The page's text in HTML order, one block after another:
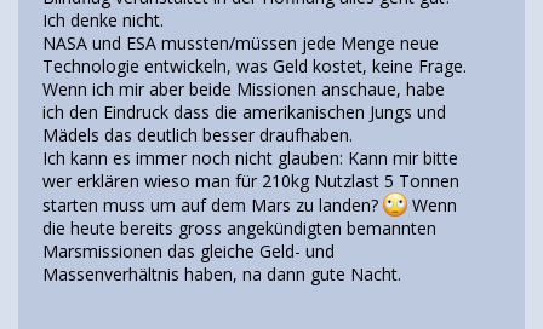
Ich denke nicht.
NASA und ESA mussten/müssen jede Menge neue
Technologie entwickeln, was Geld kostet, keine Frage.
Wenn ich mir aber beide Missionen anschaue, habe
ich den Eindruck dass die amerikanischen Jungs und
Mädels das deutlich besser draufhaben.
Ich kann es immer noch nicht glauben: Kann mir bitte
wer erklären wieso man für 210kg Nutzlast 5 Tonnen
starten muss um auf dem Mars zu landen?
Wenn
die heute bereits gross angekündigten bemannten
Marsmissionen das gleiche Geld- und
Massenverhältnis haben, na dann gute Nacht.